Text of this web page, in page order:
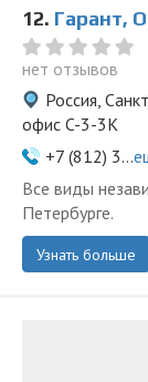
12. Гарант,
нет отзывов
Россия,
офис C-3-3К
+7 (812) 3...
Все виды
Петербурге.
Узнать больше